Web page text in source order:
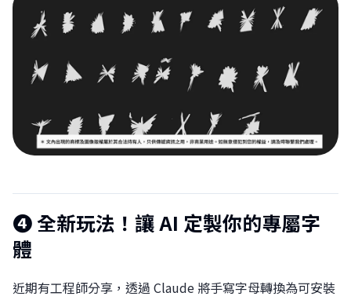
❹全新玩法！讓 AI 定製你的專屬字
體
近期有工程師分享，透過 Claude 將手寫字母轉換為可安裝